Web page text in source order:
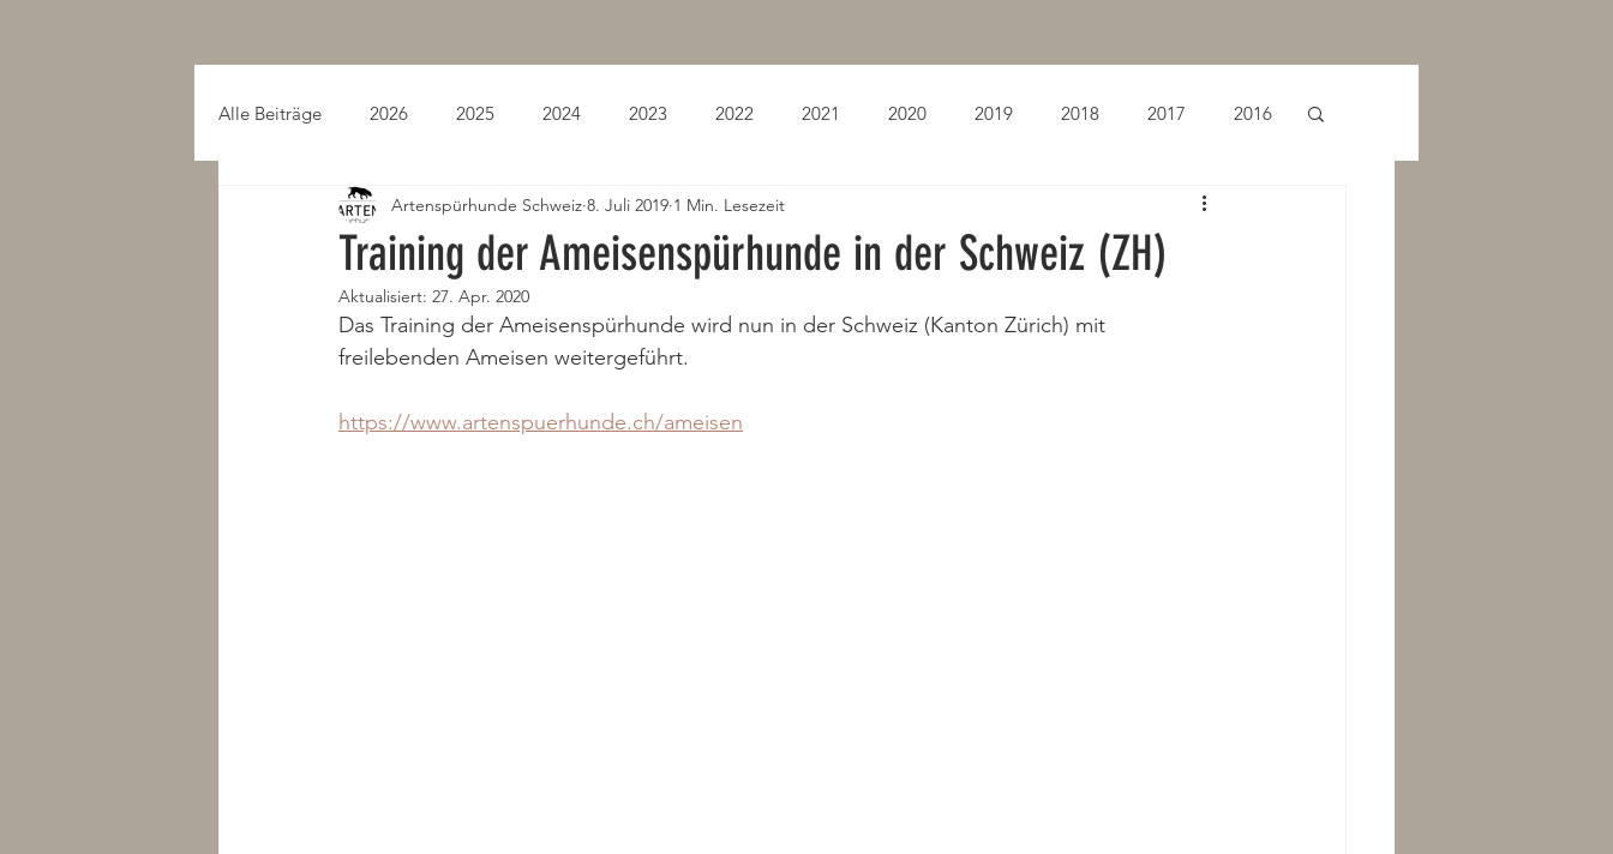
Alle Beiträge 2026 2025 2024 2023 2022 2021 2020 2019 2018 2017 2016
2014 2013
Training der Ameisenspürhunde in der Schweiz (ZH)
Artenspürhunde Schweiz 8. Juli 2019 1 Min. Lesezeit
Aktualisiert: 27. Apr. 2020
Das Training der Ameisenspürhunde wird nun in der Schweiz (Kanton Zürich) mit
freilebenden Ameisen weitergeführt.
https://www.artenspuerhunde.ch/ameisen